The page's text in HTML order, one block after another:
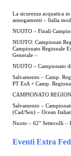
La sicurezza acquatica
annegamenti – Italia
NUOTO – Finali
NUOTO: Campionati
Campionato Regionale
Generale –
NUOTO – Campionato
Salvamento – Camp.
PT EsA + Camp.
CAMPIONATO
Salvamento –
(Cad/Sen) – Ocean
Nuoto – 62° Settecolli –
Eventi Extra